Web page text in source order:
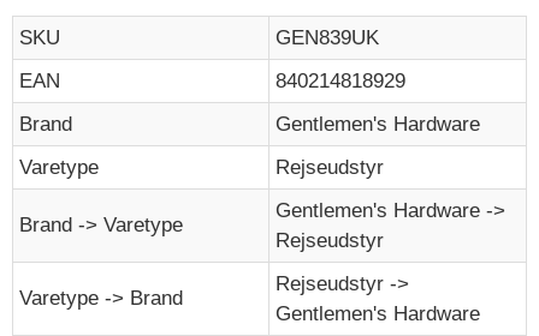
SKU
GEN839UK
EAN
840214818929
Brand
Gentlemen's Hardware
Varetype
Rejseudstyr
Brand -> Varetype
Gentlemen's Hardware ->
Rejseudstyr
Varetype -> Brand
Rejseudstyr ->
Gentlemen's Hardware